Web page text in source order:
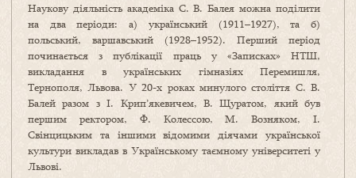
Наукову діяльність академіка С. В. Балея можна поділити
на два періоди: а) український (1911–1927), та б)
польський, варшавський (1928–1952). Перший період
починається з публікації праць у «Записках» НТШ,
викладання в українських гімназіях Перемишля,
Тернополя, Львова. У 20-х роках минулого століття С. В.
Балей разом з І. Крип’якевичем, В. Щуратом, який був
першим ректором, Ф. Колессою, М. Возняком, І.
Свінцицьким та іншими відомими діячами української
культури викладав в Українському таємному університеті у
Львові.